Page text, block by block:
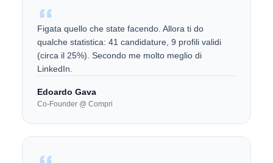
Figata quello che state facendo. Allora ti do
qualche statistica: 41 candidature, 9 profili validi
(circa il 25%). Secondo me molto meglio di
LinkedIn.
Edoardo Gava
Co-Founder @ Compri